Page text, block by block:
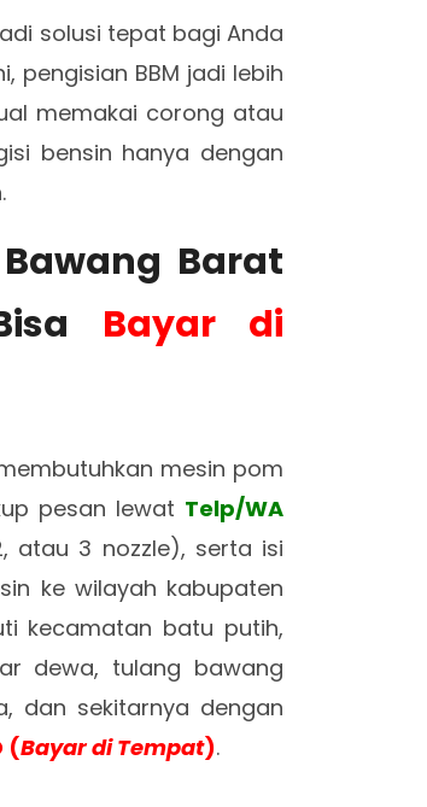
solusi tepat bagi Anda
pengisian BBM jadi lebih
memakai corong atau
bensin hanya dengan
Barat
Bayar di
mesin pom
pesan lewat Telp/WA
atau 3 nozzle), serta isi
ke wilayah kabupaten
kecamatan batu putih,
dewa, tulang bawang
dan sekitarnya dengan
(Bayar di Tempat).